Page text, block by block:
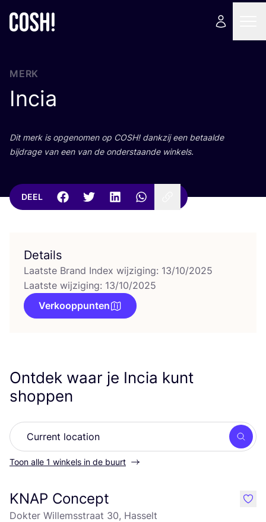
MERK
Incia
Dit merk is opge­no­men op COSH! dank­zij een betaal­de
bij­dra­ge van een van de onder­staan­de winkels.
DEEL
Details
Laatste Brand Index wijziging: 13/10/2025
Laatste wijziging: 13/10/2025
Verkooppunten
Ontdek waar je Incia kunt
shoppen
Zoek
Toon alle 1 winkels in de buurt
KNAP Concept
Dokter Willemsstraat 30, Hasselt
like